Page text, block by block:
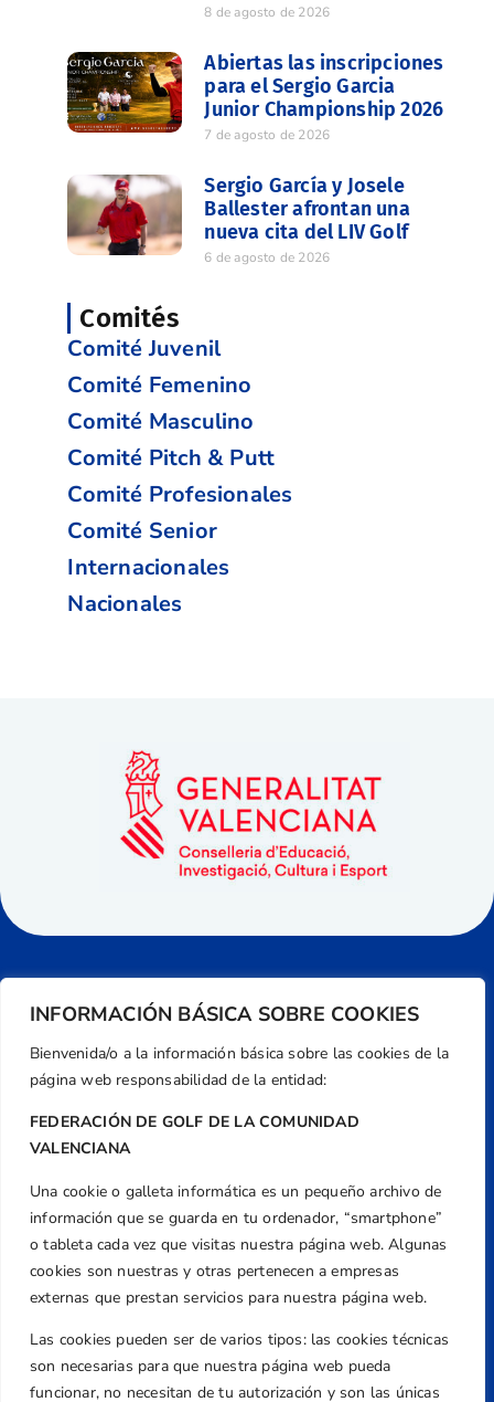
INFORMACIÓN BÁSICA SOBRE COOKIES
Bienvenida/o a la información básica sobre las cookies de la
página web responsabilidad de la entidad:
FEDERACIÓN DE GOLF DE LA COMUNIDAD
VALENCIANA
Una cookie o galleta informática es un pequeño archivo de
información que se guarda en tu ordenador, “smartphone”
o tableta cada vez que visitas nuestra página web. Algunas
cookies son nuestras y otras pertenecen a empresas
externas que prestan servicios para nuestra página web.
Las cookies pueden ser de varios tipos: las cookies técnicas
son necesarias para que nuestra página web pueda
funcionar, no necesitan de tu autorización y son las únicas
8 de agosto de 2026
Abiertas las inscripciones
para el Sergio Garcia
Junior Championship 2026
7 de agosto de 2026
Sergio García y Josele
Ballester afrontan una
nueva cita del LIV Golf
6 de agosto de 2026
Comités
Comité Juvenil
Comité Femenino
Comité Masculino
Comité Pitch & Putt
Comité Profesionales
Comité Senior
Internacionales
Nacionales
Dirección
Centre de L´Esport, Carrer d'Isaac Peral i
Caballero, Nº 5, Despachos 2 y 3, 46980,
Valencia
+34 961 367 799
Email